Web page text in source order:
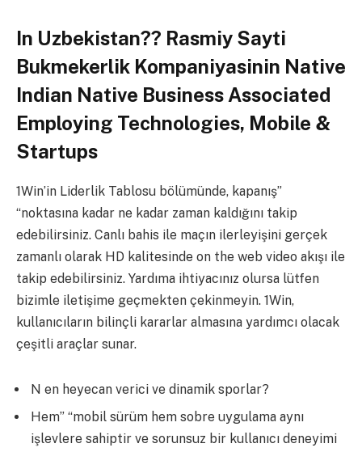
In Uzbekistan?? Rasmiy Sayti
Bukmekerlik Kompaniyasinin Native
Indian Native Business Associated
Employing Technologies, Mobile &
Startups
1Win’in Liderlik Tablosu bölümünde, kapanış”
“noktasına kadar ne kadar zaman kaldığını takip
edebilirsiniz. Canlı bahis ile maçın ilerleyişini gerçek
zamanlı olarak HD kalitesinde on the web video akışı ile
takip edebilirsiniz. Yardıma ihtiyacınız olursa lütfen
bizimle iletişime geçmekten çekinmeyin. 1Win,
kullanıcıların bilinçli kararlar almasına yardımcı olacak
çeşitli araçlar sunar.
N en heyecan verici ve dinamik sporlar?
Hem” “mobil sürüm hem sobre uygulama aynı
işlevlere sahiptir ve sorunsuz bir kullanıcı deneyimi